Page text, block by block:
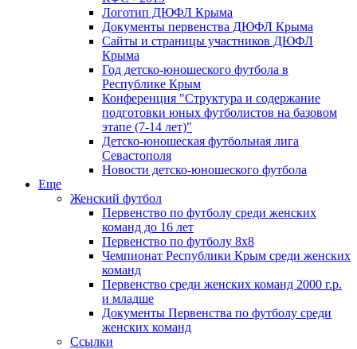
Логотип ДЮФЛ Крыма
Документы первенства ДЮФЛ Крыма
Сайты и страницы участников ДЮФЛ
Крыма
Год детско-юношеского футбола в
Республике Крым
Конференция "Структура и содержание
подготовки юных футболистов на базовом
этапе (7-14 лет)"
Детско-юношеская футбольная лига
Севастополя
Новости детско-юношеского футбола
Еще
Женский футбол
Первенство по футболу среди женских
команд до 16 лет
Первенство по футболу 8х8
Чемпионат Республики Крым среди женских
команд
Первенство среди женских команд 2000 г.р.
и младше
Документы Первенства по футболу среди
женских команд
Ссылки